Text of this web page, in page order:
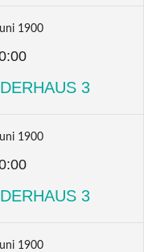
1900
3
1900
3
1900